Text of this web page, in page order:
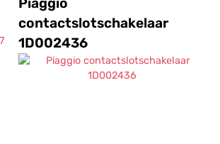
contactslotschakelaar
1D002436